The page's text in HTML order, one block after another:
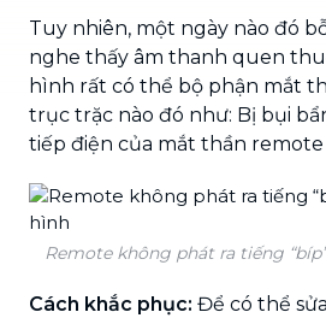
Tuy nhiên, một ngày nào đó
nghe thấy âm thanh quen
hình rất có thể bộ phận mắt
trục trặc nào đó như: Bị bụi
tiếp điện của mắt thần
Remote không phát ra tiếng
Cách khắc phục: Để có thể